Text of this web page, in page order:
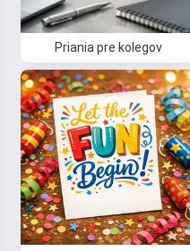
Priania pre kolegov
Viem vytvárať
Súhlasím s:
Zásady
Zásady